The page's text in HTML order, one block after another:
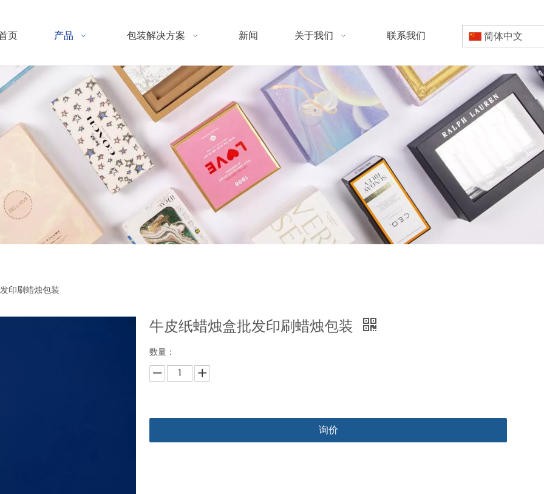
页 产品 包装解决方案 新闻 关于我们 联系我们 简体中文
印刷蜡烛包装
牛皮纸蜡烛盒批发印刷蜡烛包装
数量：
询价